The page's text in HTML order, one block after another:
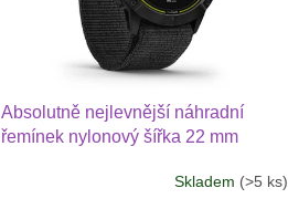
Absolutně nejlevnější náhradní
řemínek nylonový šířka 22 mm
Huawei Watch GT 6 5 4 3 2 46 mm
Skladem (>5 ks)